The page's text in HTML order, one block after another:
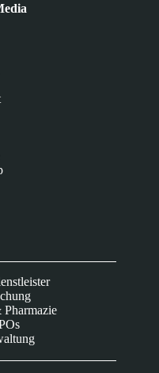
Pharmazie